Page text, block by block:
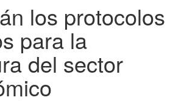
los protocolos
para la
del sector